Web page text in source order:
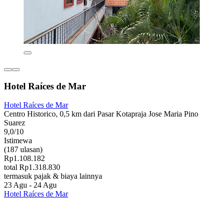
Hotel Raíces de Mar
Hotel Raíces de Mar
Centro Historico, 0,5 km dari Pasar Kotapraja Jose Maria Pino
Suarez
9,0/10
Istimewa
(187 ulasan)
Rp1.108.182
total Rp1.318.830
termasuk pajak & biaya lainnya
23 Agu - 24 Agu
Hotel Raíces de Mar